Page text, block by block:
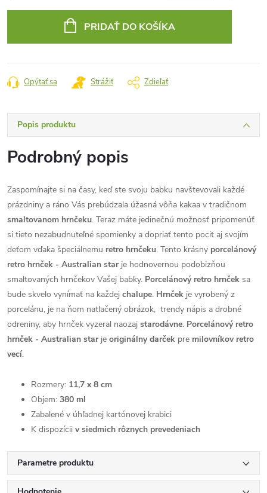
PRIDAŤ DO KOŠÍKA
Opýtať sa Strážiť Zdieľať
Popis produktu
Podrobný popis
Zaspomínajte si na časy, keď ste svoju babku navštevovali každé
prázdniny a ráno Vás prebúdzala úžasná vôňa kakaa v tradičnom
smaltovanom hrnčeku. Teraz máte jedinečnú možnosť pripomenúť
si tieto nezabudnuteľné spomienky a dopriať tento pocit aj svojím
deťom vďaka špeciálnemu retro hrnčeku. Tento krásny porcelánový
retro hrnček - Australian starje hodnovernou podobizňou
smaltovaných hrnčekov Vašej babky. Porcelánový retro hrnček sa
bude skvelo vynímať na každej chalupe. Hrnček je vyrobený z
porcelánu, je na ňom natlačený obrázok, trendy nápis a drobné
odreniny, aby hrnček vyzeral naozaj starodávne. Porcelánový retro
hrnček - Australian starje originálny darček pre milovníkov retro
vecí.
Rozmery: 11,7 x 8 cm
Objem: 380 ml
Zabalené v úhľadnej kartónovej krabici
K dispozícii v siedmich rôznych prevedeniach
Parametre produktu